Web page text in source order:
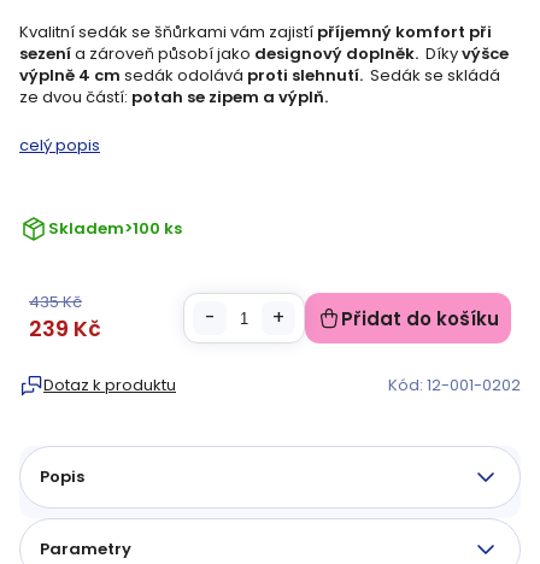
Skladem>100 ks
Kvalitní sedák se šňůrkami vám zajistí příjemný komfort při
sezenía zároveň působí jako designový doplněk. Díkyvýšce
výplně 4 cm sedák odolává proti slehnutí. Sedák se skládá
ze dvou částí: potah se zipem a výplň.
celý popis
Dotaz k produktu Kód: 12-001-0202
435 Kč
239 Kč
cena:
Přidat do košíku
Popis
Parametry